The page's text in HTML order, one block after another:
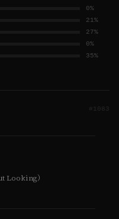
0%
21%
27%
0%
35%
1083
Looking）